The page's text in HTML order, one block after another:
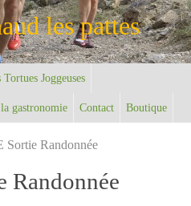
les pattes
Joggeuses
gastronomie Contact Boutique
Randonnée